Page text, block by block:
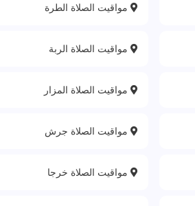
مواقيت الصلاة الطرة
مواقيت الصلاة الربة‎
مواقيت الصلاة المزار
مواقيت الصلاة جرش
مواقيت الصلاة خرجا